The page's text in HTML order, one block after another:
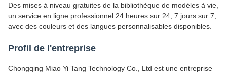
Des mises à niveau gratuites de la bibliothèque de modèles à vie,
un service en ligne professionnel 24 heures sur 24, 7 jours sur 7,
avec des couleurs et des langues personnalisables disponibles.
Profil de l'entreprise
Chongqing Miao Yi Tang Technology Co., Ltd est une entreprise